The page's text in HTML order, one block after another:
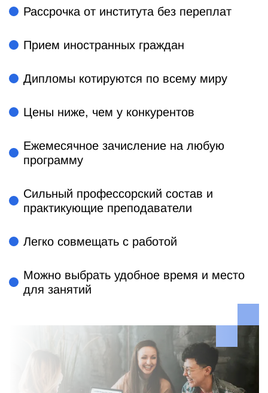
Рассрочка от института без переплат
Прием иностранных граждан
Дипломы котируются по всему миру
Цены ниже, чем у конкурентов
Ежемесячное зачисление на любую
программу
Сильный профессорский состав и
практикующие преподаватели
Легко совмещать с работой
Можно выбрать удобное время и место
для занятий